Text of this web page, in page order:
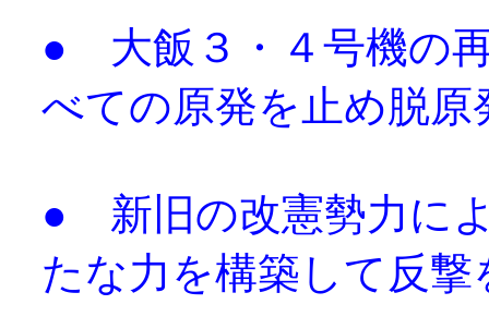
● 大飯３・４号機
べての原発を止め脱原
● 新旧の改憲勢力
たな力を構築して反撃